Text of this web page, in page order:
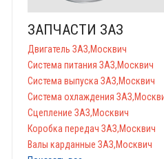
ЗАПЧАСТИ ЗАЗ
Двигатель ЗАЗ,Москвич
Система питания ЗАЗ,Москвич
Система выпуска ЗАЗ,Москвич
Система охлаждения
Сцепление ЗАЗ,Москвич
Коробка передач ЗАЗ,Москвич
Валы карданные ЗАЗ,Москвич